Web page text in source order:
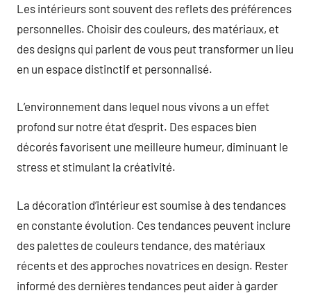
Les intérieurs sont souvent des reflets des préférences
personnelles. Choisir des couleurs, des matériaux, et
des designs qui parlent de vous peut transformer un lieu
en un espace distinctif et personnalisé.
L’environnement dans lequel nous vivons a un effet
profond sur notre état d’esprit. Des espaces bien
décorés favorisent une meilleure humeur, diminuant le
stress et stimulant la créativité.
La décoration d’intérieur est soumise à des tendances
en constante évolution. Ces tendances peuvent inclure
des palettes de couleurs tendance, des matériaux
récents et des approches novatrices en design. Rester
informé des dernières tendances peut aider à garder